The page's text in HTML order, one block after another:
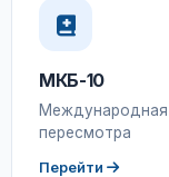
МКБ-10
Международная
пересмотра
Перейти